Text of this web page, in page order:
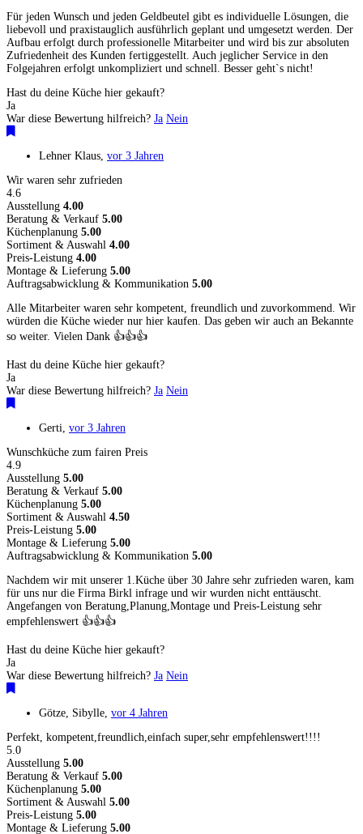
Für jeden Wunsch und jeden Geldbeutel gibt es individuelle Lösungen, die
liebevoll und praxistauglich ausführlich geplant und umgesetzt werden. Der
Aufbau erfolgt durch professionelle Mitarbeiter und wird bis zur absoluten
Zufriedenheit des Kunden fertiggestellt. Auch jeglicher Service in den
Folgejahren erfolgt unkompliziert und schnell. Besser geht`s nicht!
Hast du deine Küche hier gekauft?
Ja
War diese Bewertung hilfreich? Ja Nein
Lehner Klaus, vor 3 Jahren
Wir waren sehr zufrieden
4.6
Ausstellung 4.00
Beratung & Verkauf 5.00
Küchenplanung 5.00
Sortiment & Auswahl 4.00
Preis-Leistung 4.00
Montage & Lieferung 5.00
Auftragsabwicklung & Kommunikation 5.00
Alle Mitarbeiter waren sehr kompetent, freundlich und zuvorkommend. Wir
würden die Küche wieder nur hier kaufen. Das geben wir auch an Bekannte
so weiter. Vielen Dank 👍👍👍
Hast du deine Küche hier gekauft?
Ja
War diese Bewertung hilfreich? Ja Nein
Gerti, vor 3 Jahren
Wunschküche zum fairen Preis
4.9
Ausstellung 5.00
Beratung & Verkauf 5.00
Küchenplanung 5.00
Sortiment & Auswahl 4.50
Preis-Leistung 5.00
Montage & Lieferung 5.00
Auftragsabwicklung & Kommunikation 5.00
Nachdem wir mit unserer 1.Küche über 30 Jahre sehr zufrieden waren, kam
für uns nur die Firma Birkl infrage und wir wurden nicht enttäuscht.
Angefangen von Beratung,Planung,Montage und Preis-Leistung sehr
empfehlenswert 👍👍👍
Hast du deine Küche hier gekauft?
Ja
War diese Bewertung hilfreich? Ja Nein
Götze, Sibylle, vor 4 Jahren
Perfekt, kompetent,freundlich,einfach super,sehr empfehlenswert!!!!
5.0
Ausstellung 5.00
Beratung & Verkauf 5.00
Küchenplanung 5.00
Sortiment & Auswahl 5.00
Preis-Leistung 5.00
Montage & Lieferung 5.00